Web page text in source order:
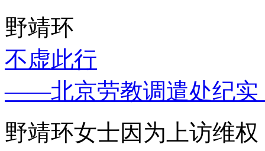
野靖环
不虚此行
——北京劳教调遣处纪实
野靖环女士因为上访维